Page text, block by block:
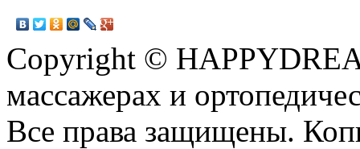
Copyright ©
массажерах и
Все права защищены.